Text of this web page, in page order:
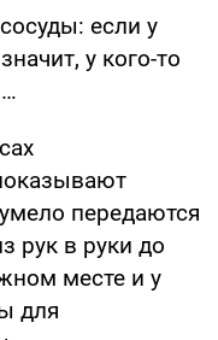
если у
у кого-то
передаются
рук в руки до
месте и у
для